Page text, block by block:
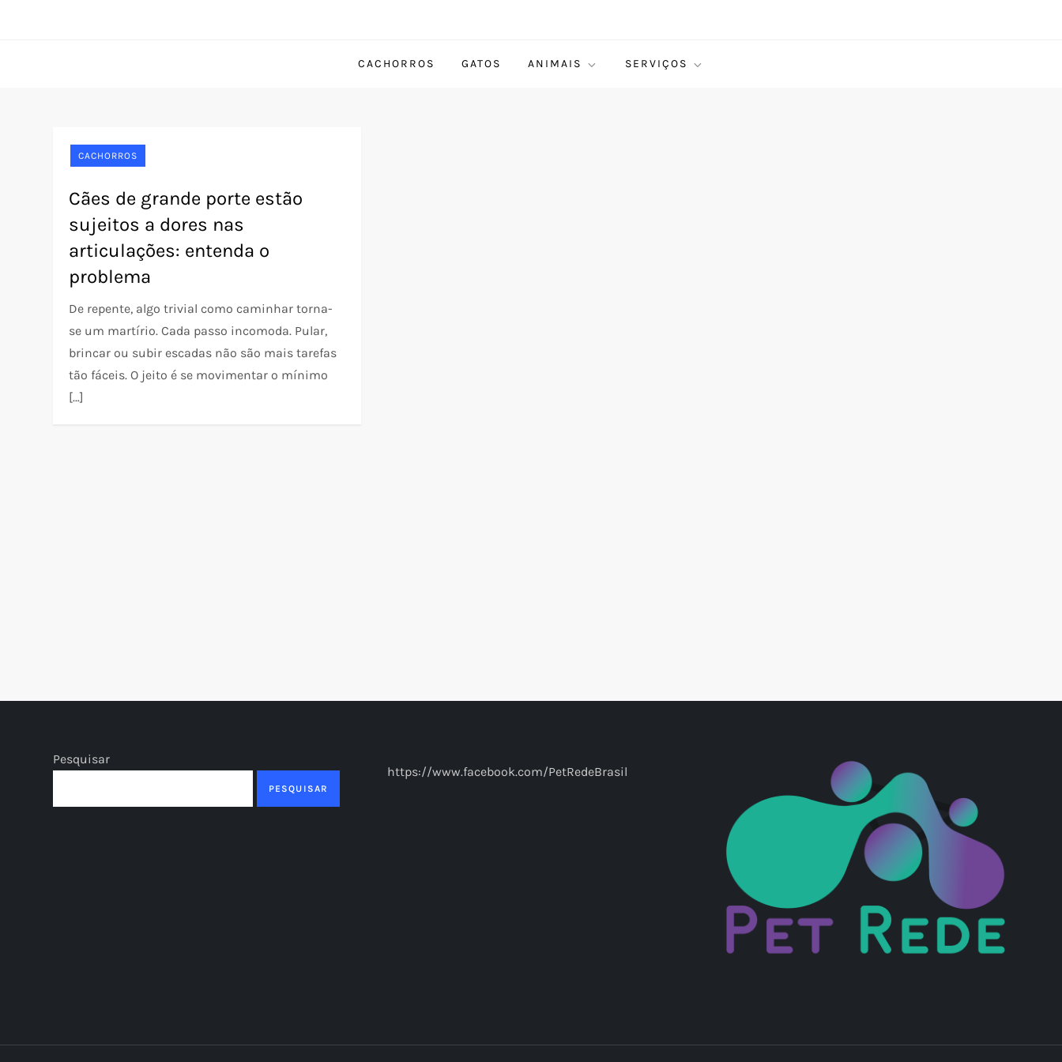
CACHORROS GATOS ANIMAIS SERVIÇOS
CACHORROS
Cães de grande porte estão
sujeitos a dores nas
articulações: entenda o
problema
De repente, algo trivial como caminhar torna-
se um martírio. Cada passo incomoda. Pular,
brincar ou subir escadas não são mais tarefas
tão fáceis. O jeito é se movimentar o mínimo
[…]
Pesquisar
PESQUISAR
https://www.facebook.com/PetRedeBrasil